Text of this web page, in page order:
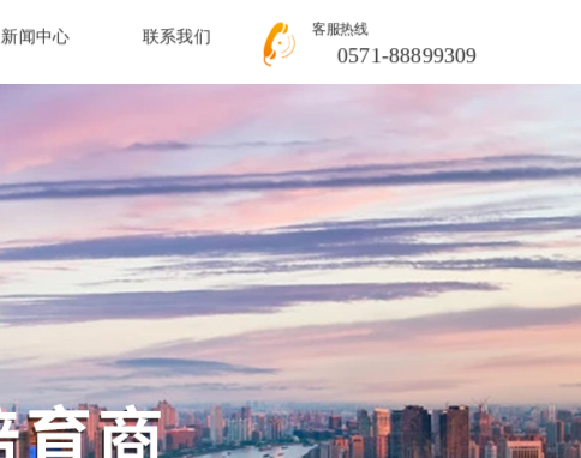
新闻中心 联系我们
0571-88899309
客服热线